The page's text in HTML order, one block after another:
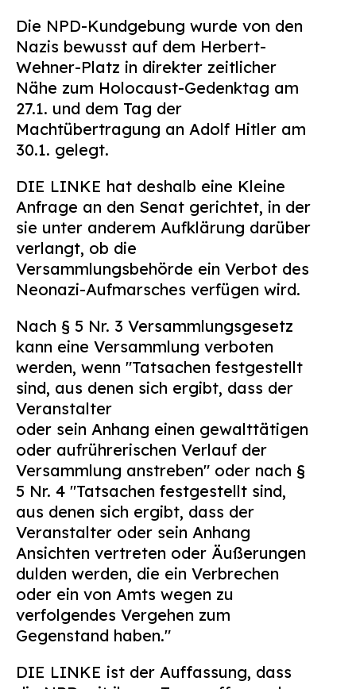
Die NPD-Kundgebung wurde von den
Nazis bewusst auf dem Herbert-
Wehner-Platz in direkter zeitlicher
Nähe zum Holocaust-Gedenktag am
27.1. und dem Tag der
Machtübertragung an Adolf Hitler am
30.1. gelegt.
DIE LINKE hat deshalb eine Kleine
Anfrage an den Senat gerichtet, in der
sie unter anderem Aufklärung darüber
verlangt, ob die
Versammlungsbehörde ein Verbot des
Neonazi-Aufmarsches verfügen wird.
Nach § 5 Nr. 3 Versammlungsgesetz
kann eine Versammlung verboten
werden, wenn "Tatsachen festgestellt
sind, aus denen sich ergibt, dass der
Veranstalter
oder sein Anhang einen gewalttätigen
oder aufrührerischen Verlauf der
Versammlung anstreben" oder nach §
5 Nr. 4 "Tatsachen festgestellt sind,
aus denen sich ergibt, dass der
Veranstalter oder sein Anhang
Ansichten vertreten oder Äußerungen
dulden werden, die ein Verbrechen
oder ein von Amts wegen zu
verfolgendes Vergehen zum
Gegenstand haben."
DIE LINKE ist der Auffassung, dass